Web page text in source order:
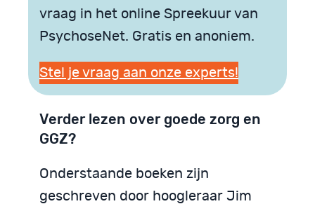
vraag in het online Spreekuur van
PsychoseNet. Gratis en anoniem.
Stel je vraag aan onze experts!
Verder lezen over goede zorg en
GGZ?
Onderstaande boeken zijn
geschreven door hoogleraar Jim